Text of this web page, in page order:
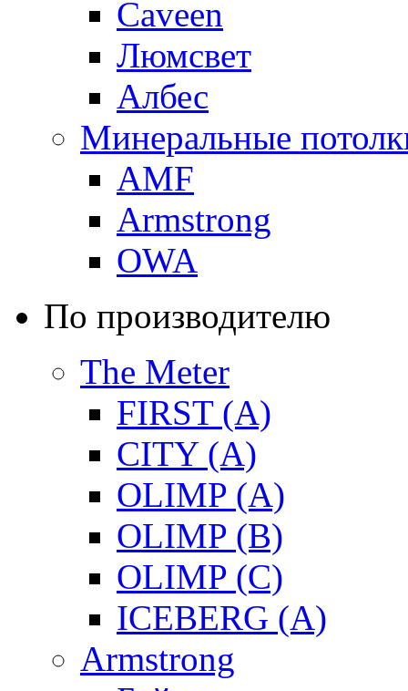
Caveen
Люмсвет
Албес
Минеральные
AMF
Armstrong
OWA
По производителю
The Meter
FIRST (A)
CITY (A)
OLIMP (A)
OLIMP (B)
OLIMP (C)
ICEBERG (A)
Armstrong